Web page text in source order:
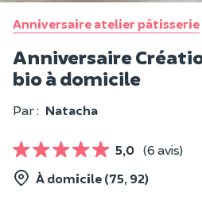
Anniversaire atelier pâtisserie
Anniversaire
bio à domicile
Par : Natacha
5,0 (6 avis)
À domicile (75, 92)